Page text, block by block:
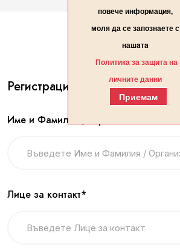
Регистрация
Име и Фамилия / Организация*
Лице за контакт*
повече информация,
моля да се запознаете с
нашaтa
Политика за защита на
личните данни
Приемам